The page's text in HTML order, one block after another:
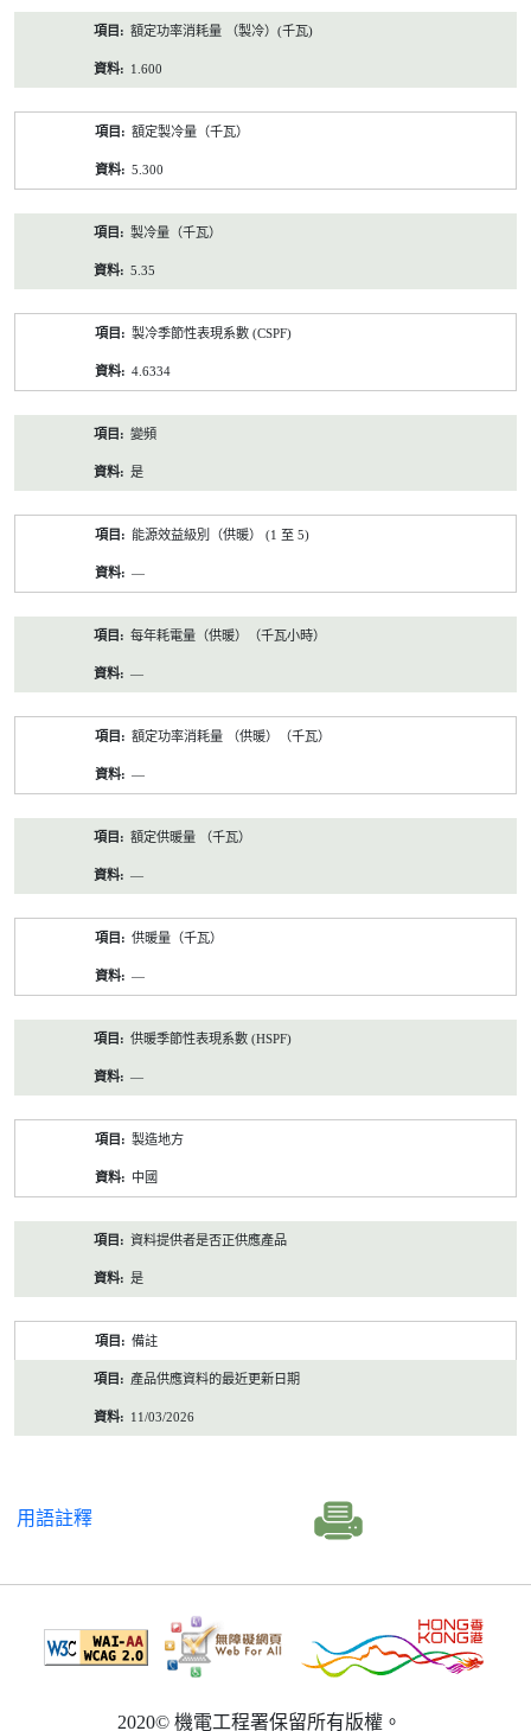
額定功率消耗量 （製冷）(千瓦)
1.600
額定製冷量（千瓦）
5.300
製冷量（千瓦）
5.35
製冷季節性表現系數 (CSPF)
4.6334
變頻
是
能源效益級別（供暖） (1 至 5)
—
每年耗電量（供暖）（千瓦小時）
—
額定功率消耗量 （供暖）（千瓦）
—
額定供暖量 （千瓦）
—
供暖量（千瓦）
—
供暖季節性表現系數 (HSPF)
—
製造地方
中國
資料提供者是否正供應產品
是
備註
產品供應資料的最近更新日期
11/03/2026
用語註釋
2020© 機電工程署保留所有版權。